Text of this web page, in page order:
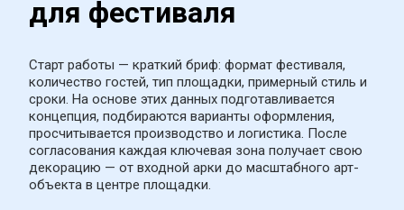
для фестиваля
Старт работы — краткий бриф: формат фестиваля,
количество гостей, тип площадки, примерный стиль и
сроки. На основе этих данных подготавливается
концепция, подбираются варианты оформления,
просчитывается производство и логистика. После
согласования каждая ключевая зона получает свою
декорацию — от входной арки до масштабного арт-
объекта в центре площадки.